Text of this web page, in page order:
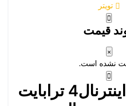
تویتر
قیمت
×
نشده است.
هارد دیسک اینترنال4 ترابایت